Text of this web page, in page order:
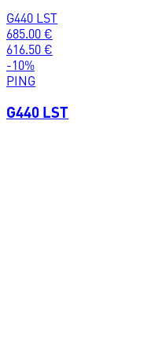
G440 LST
685.00 €
616.50 €
-10%
PING
G440 LST